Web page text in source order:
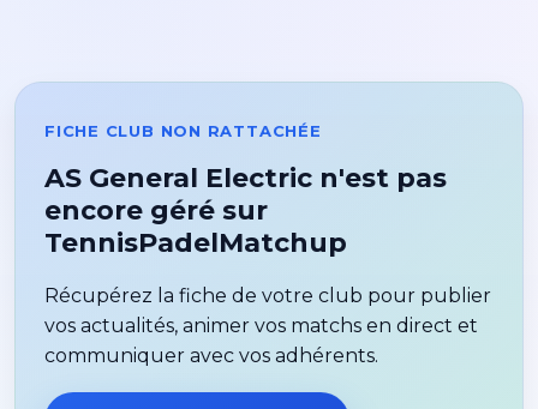
FICHE CLUB NON RATTACHÉE
AS General Electric n'est pas
encore géré sur
TennisPadelMatchup
Récupérez la fiche de votre club pour publier
vos actualités, animer vos matchs en direct et
communiquer avec vos adhérents.